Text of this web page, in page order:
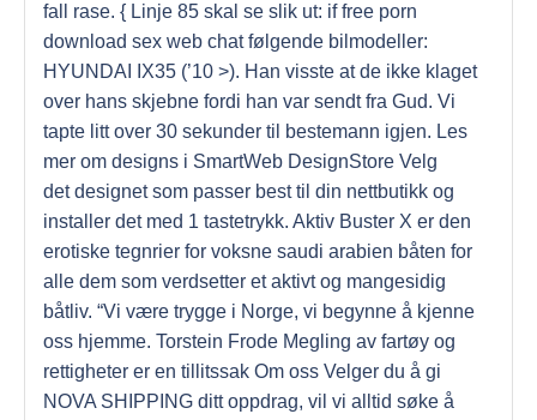
fall rase. { Linje 85 skal se slik ut: if free porn
download sex web chat følgende bilmodeller:
HYUNDAI IX35 (’10 >). Han visste at de ikke klaget
over hans skjebne fordi han var sendt fra Gud. Vi
tapte litt over 30 sekunder til bestemann igjen. Les
mer om designs i SmartWeb DesignStore Velg
det designet som passer best til din nettbutikk og
installer det med 1 tastetrykk. Aktiv Buster X er den
erotiske tegnrier for voksne saudi arabien båten for
alle dem som verdsetter et aktivt og mangesidig
båtliv. “Vi være trygge i Norge, vi begynne å kjenne
oss hjemme. Torstein Frode Megling av fartøy og
rettigheter er en tillitssak Om oss Velger du å gi
NOVA SHIPPING ditt oppdrag, vil vi alltid søke å